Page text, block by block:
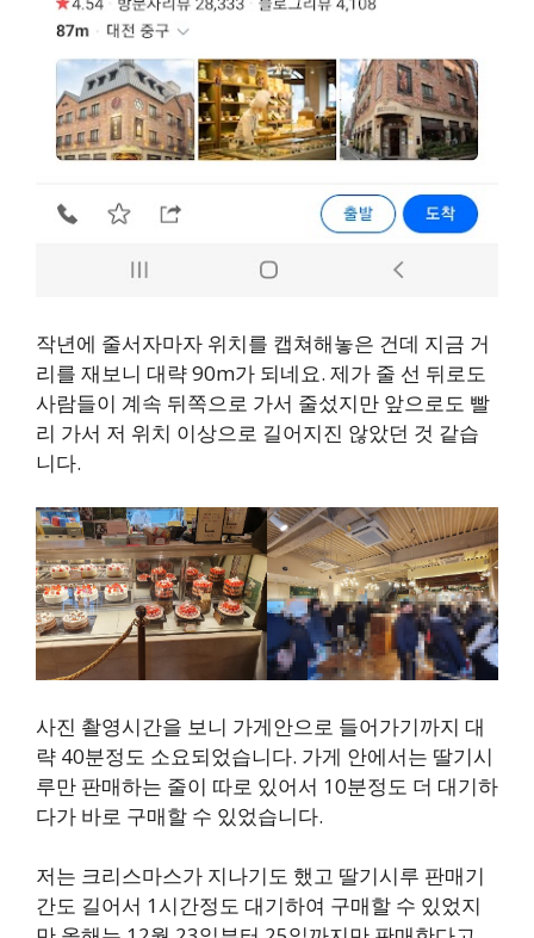
작년에 줄서자마자 위치를 캡쳐해놓은 건데 지금 거
리를 재보니 대략 90m가 되네요. 제가 줄 선 뒤로도
사람들이 계속 뒤쪽으로 가서 줄섰지만 앞으로도 빨
리 가서 저 위치 이상으로 길어지진 않았던 것 같습
니다.
사진 촬영시간을 보니 가게안으로 들어가기까지 대
략 40분정도 소요되었습니다. 가게 안에서는 딸기시
루만 판매하는 줄이 따로 있어서 10분정도 더 대기하
다가 바로 구매할 수 있었습니다.
저는 크리스마스가 지나기도 했고 딸기시루 판매기
간도 길어서 1시간정도 대기하여 구매할 수 있었지